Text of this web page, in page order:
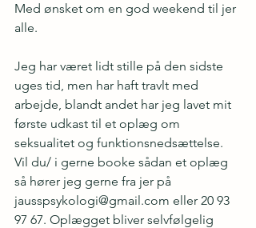
Med ønsket om en god weekend til jer
alle.
Jeg har været lidt stille på den sidste
uges tid, men har haft travlt med
arbejde, blandt andet har jeg lavet mit
første udkast til et oplæg om
seksualitet og funktionsnedsættelse.
Vil du/ i gerne booke sådan et oplæg
så hører jeg gerne fra jer på
jausspsykologi@gmail.com eller 20 93
97 67. Oplægget bliver selvfølgelig